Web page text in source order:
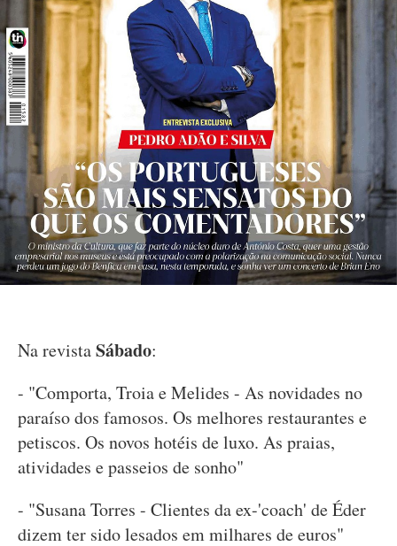
Na revistaSábado:
- "Comporta, Troia e Melides - As novidades no
paraíso dos famosos. Os melhores restaurantes e
petiscos. Os novos hotéis de luxo. As praias,
atividades e passeios de sonho"
- "Susana Torres - Clientes da ex-'coach' de Éder
dizem ter sido lesados em milhares de euros"